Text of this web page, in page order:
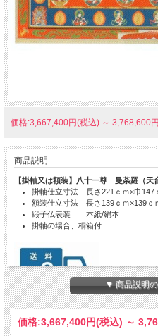
価格:3,667,400円(税込) ～ 3,768,600
商品説明
【掛軸又は額装】八十一尊 曼荼羅（天
掛軸仕立寸法 長さ221ｃｍ×巾
額装仕立寸法 長さ139ｃｍ×139
緞子仏表装 本紙/絹本
掛軸の場合、桐箱付
●送料無料です。
●別サイズ、特注仕様、文字書きは
▼ 商品説明
価格:3,667,400円(税込) ～